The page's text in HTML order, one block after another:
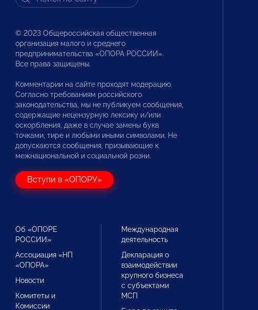
© 2023 Общероссийская общественная
организация малого и среднего
предпринимательства «ОПОРА РОССИИ».
Все права защищены.
Комментарии на сайте проходят модерацию.
Согласно требованиям российского
законодательства, мы не публикуем сообщения,
содержащие нецензурную лексику и/или
оскорбления, даже в случае замены букв
точками, тире и любыми иными символами. Не
допускаются сообщения, призывающие к
межнациональной и социальной розни.
Вступи в «ОПОРУ»
Об «ОПОРЕ
РОССИИ»
Ассоциация «НП
«ОПОРА»
Новости
Комитеты и
Комиссии
Международная
деятельность
Декларация о
взаимодействии
крупного бизнеса
с субъектами
МСП